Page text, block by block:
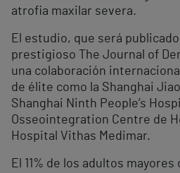
atrofia maxilar severa.
El estudio, que será
prestigioso The Journal of
una colaboración
de élite como la Shanghai
Shanghai Ninth People’s
Osseointegration Centre de
Hospital Vithas Medimar.
El 11% de los adultos mayores